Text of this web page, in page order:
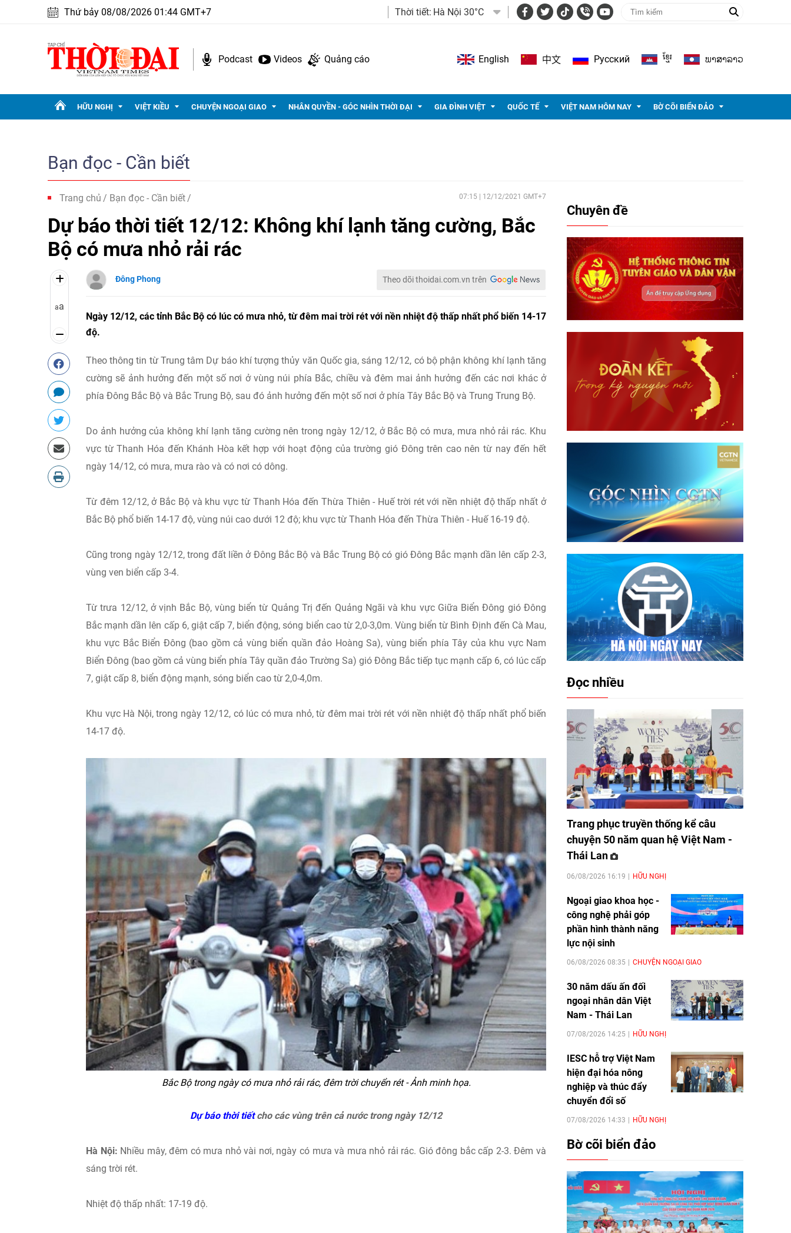
Thứ bảy 08/08/2026 01:44 GMT+7 Thời tiết: Hà Nội 30°C
Podcast Videos Quảng cáo English 中文 Pусский ខ្មែរ ພາ​ສາ​ລາວ
HỮU NGHỊ VIỆT KIỀU CHUYỆN NGOẠI GIAO NHÂN QUYỀN - GÓC NHÌN THỜI ĐẠI GIA ĐÌNH VIỆT QUỐC TẾ VIỆT NAM HÔM NAY BỜ CÕI BIỂN ĐẢO
Bạn đọc - Cần biết
Trang chủ Bạn đọc - Cần biết 07:15 | 12/12/2021 GMT+7
Dự báo thời tiết 12/12: Không khí lạnh tăng cường, Bắc
Bộ có mưa nhỏ rải rác
aa
Đông Phong Theo dõi thoidai.com.vn trên
Ngày 12/12, các tỉnh Bắc Bộ có lúc có mưa nhỏ, từ đêm mai trời rét với nền nhiệt độ thấp nhất phổ biến 14-17
độ.
Theo thông tin từ Trung tâm Dự báo khí tượng thủy văn Quốc gia, sáng 12/12, có bộ phận không khí lạnh tăng
cường sẽ ảnh hưởng đến một số nơi ở vùng núi phía Bắc, chiều và đêm mai ảnh hưởng đến các nơi khác ở
phía Đông Bắc Bộ và Bắc Trung Bộ, sau đó ảnh hưởng đến một số nơi ở phía Tây Bắc Bộ và Trung Trung Bộ.
Do ảnh hưởng của không khí lạnh tăng cường nên trong ngày 12/12, ở Bắc Bộ có mưa, mưa nhỏ rải rác. Khu
vực từ Thanh Hóa đến Khánh Hòa kết hợp với hoạt động của trường gió Đông trên cao nên từ nay đến hết
ngày 14/12, có mưa, mưa rào và có nơi có dông.
Từ đêm 12/12, ở Bắc Bộ và khu vực từ Thanh Hóa đến Thừa Thiên - Huế trời rét với nền nhiệt độ thấp nhất ở
Bắc Bộ phổ biến 14-17 độ, vùng núi cao dưới 12 độ; khu vực từ Thanh Hóa đến Thừa Thiên - Huế 16-19 độ.
Cũng trong ngày 12/12, trong đất liền ở Đông Bắc Bộ và Bắc Trung Bộ có gió Đông Bắc mạnh dần lên cấp 2-3,
vùng ven biển cấp 3-4.
Từ trưa 12/12, ở vịnh Bắc Bộ, vùng biển từ Quảng Trị đến Quảng Ngãi và khu vực Giữa Biển Đông gió Đông
Bắc mạnh dần lên cấp 6, giật cấp 7, biển động, sóng biển cao từ 2,0-3,0m. Vùng biển từ Bình Định đến Cà Mau,
khu vực Bắc Biển Đông (bao gồm cả vùng biển quần đảo Hoàng Sa), vùng biển phía Tây của khu vực Nam
Biển Đông (bao gồm cả vùng biển phía Tây quần đảo Trường Sa) gió Đông Bắc tiếp tục mạnh cấp 6, có lúc cấp
7, giật cấp 8, biển động mạnh, sóng biển cao từ 2,0-4,0m.
Khu vực Hà Nội, trong ngày 12/12, có lúc có mưa nhỏ, từ đêm mai trời rét với nền nhiệt độ thấp nhất phổ biến
14-17 độ.
Bắc Bộ trong ngày có mưa nhỏ rải rác, đêm trời chuyển rét - Ảnh minh họa.
Dự báo thời tiếtcho các vùng trên cả nước trong ngày 12/12
Hà Nội: Nhiều mây, đêm có mưa nhỏ vài nơi, ngày có mưa và mưa nhỏ rải rác. Gió đông bắc cấp 2-3. Đêm và
sáng trời rét.
Nhiệt độ thấp nhất: 17-19 độ.
Chuyên đề
Đọc nhiều
Trang phục truyền thống kể câu
chuyện 50 năm quan hệ Việt Nam -
Thái Lan
06/08/2026 16:19 HỮU NGHỊ
Ngoại giao khoa học -
công nghệ phải góp
phần hình thành năng
lực nội sinh
06/08/2026 08:35 CHUYỆN NGOẠI GIAO
30 năm dấu ấn đối
ngoại nhân dân Việt
Nam - Thái Lan
07/08/2026 14:25 HỮU NGHỊ
IESC hỗ trợ Việt Nam
hiện đại hóa nông
nghiệp và thúc đẩy
chuyển đổi số
07/08/2026 14:33 HỮU NGHỊ
Bờ cõi biển đảo